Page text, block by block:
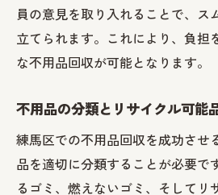
練馬区特有の不用品回
比較する方法
業者との契約時に確認す
練馬区で利用可能な不
とレビュー
ゴミの分別が鍵！練馬区で
員の意見を取り入れることで、ス
立てられます。これにより、負担
な不用品回収が可能となります。
不用品の分類とリサイクル可能
練馬区での不用品回収を成功させ
品を適切に分類することが必要で
るゴミ、燃えないゴミ、そしてリ